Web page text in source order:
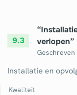
9.3
“
verlopen”
Installatie en
Kwaliteit